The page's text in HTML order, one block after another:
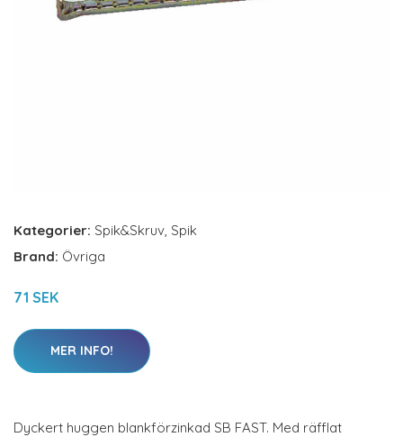
Kategorier: Spik&Skruv, Spik
Brand: Övriga
71 SEK
MER INFO!
Dyckert huggen blankförzinkad SB FAST. Med räfflat